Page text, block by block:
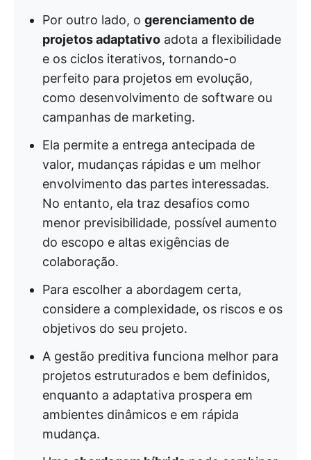
Por outro lado, o gerenciamento de
projetos adaptativo adota a flexibilidade
e os ciclos iterativos, tornando-o
perfeito para projetos em evolução,
como desenvolvimento de software ou
campanhas de marketing.
Ela permite a entrega antecipada de
valor, mudanças rápidas e um melhor
envolvimento das partes interessadas.
No entanto, ela traz desafios como
menor previsibilidade, possível aumento
do escopo e altas exigências de
colaboração.
Para escolher a abordagem certa,
considere a complexidade, os riscos e os
objetivos do seu projeto.
A gestão preditiva funciona melhor para
projetos estruturados e bem definidos,
enquanto a adaptativa prospera em
ambientes dinâmicos e em rápida
mudança.